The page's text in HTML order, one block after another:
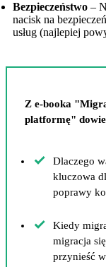
Bezpieczeństwo –
nacisk na
usług (najlepiej
Z e-booka
platformę"
Dlaczego
kluczowa
poprawy
Kiedy
migracja
przynieść